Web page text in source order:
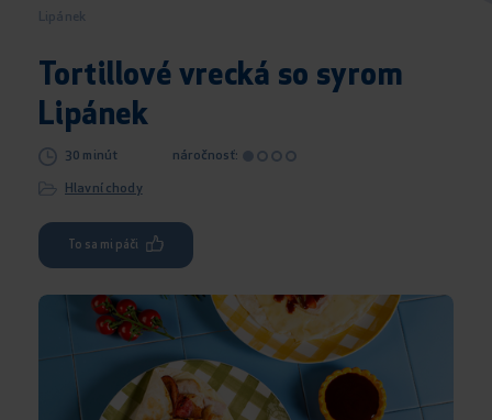
Lipánek
Tortillové vrecká so syrom
Lipánek
30 minút náročnosť:
Hlavní chody
To sa mi páči